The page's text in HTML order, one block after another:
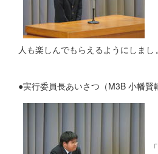
人も楽しんでもらえるようにしまし
●実行委員長あいさつ（M3B 小幡賢